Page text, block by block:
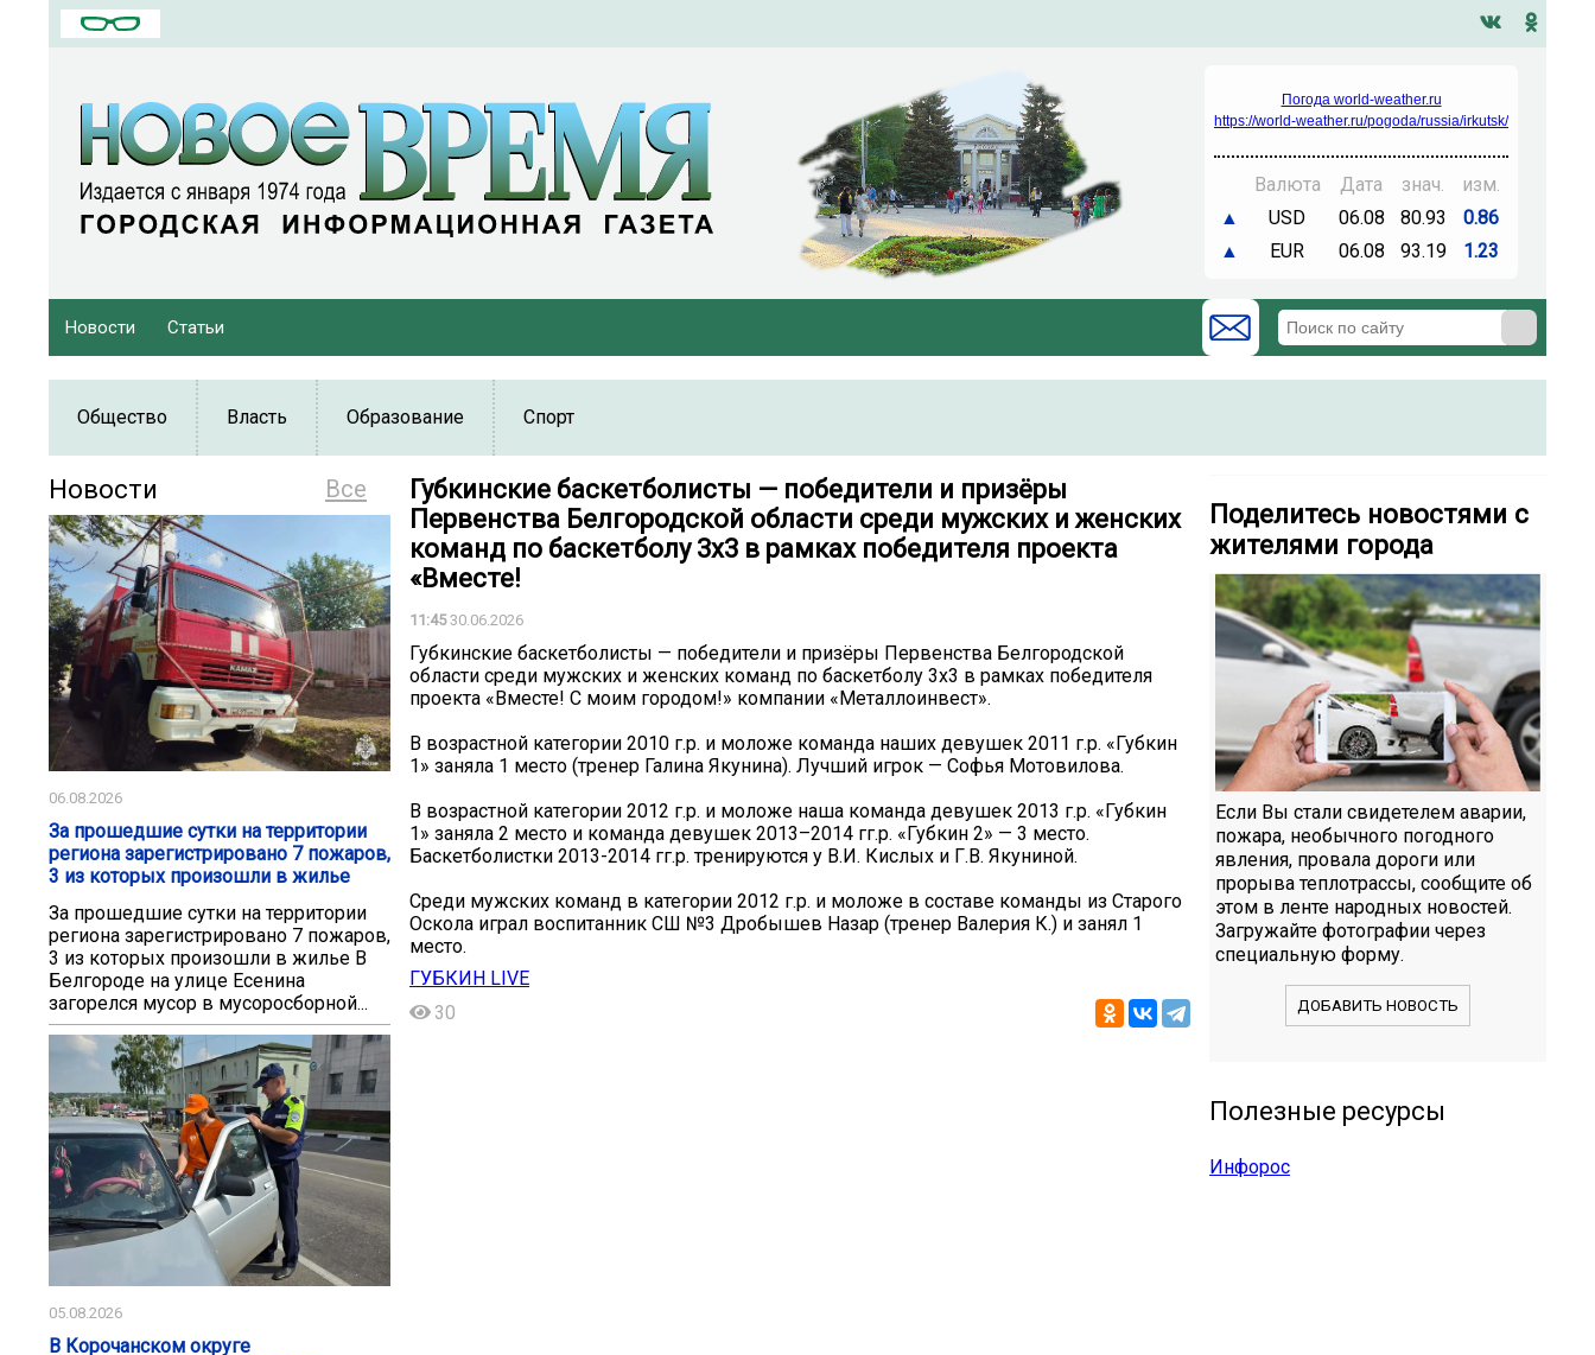
Погода world-weather.ru
https://world-weather.ru/pogoda/russia/irkutsk/
Валюта Дата знач.
изм.
▲
USD 06.08 80.93
0.86
▲
EUR 06.08 93.19 1.23
Новости Статьи
Общество Власть Образование Спорт
Все
Новости
06.08.2026
За прошедшие сутки на территории
региона зарегистрировано 7 пожаров,
3 из которых произошли в жилье
За прошедшие сутки на территории
региона зарегистрировано 7 пожаров,
3 из которых произошли в жилье В
Белгороде на улице Есенина
загорелся мусор в мусоросборной...
05.08.2026
В Корочанском округе
Губкинские баскетболисты — победители и призёры
Первенства Белгородской области среди мужских и женских
команд по баскетболу 3х3 в рамках победителя проекта
«Вместе!
11:4530.06.2026
Губкинские баскетболисты — победители и призёры Первенства Белгородской
области среди мужских и женских команд по баскетболу 3х3 в рамках победителя
проекта «Вместе! С моим городом!» компании «Металлоинвест».
В возрастной категории 2010 г.р. и моложе команда наших девушек 2011 г.р. «Губкин
1» заняла 1 место (тренер Галина Якунина). Лучший игрок — Софья Мотовилова.
В возрастной категории 2012 г.р. и моложе наша команда девушек 2013 г.р. «Губкин
1» заняла 2 место и команда девушек 2013–2014 гг.р. «Губкин 2» — 3 место.
Баскетболистки 2013-2014 гг.р. тренируются у В.И. Кислых и Г.В. Якуниной.
Среди мужских команд в категории 2012 г.р. и моложе в составе команды из Старого
Оскола играл воспитанник СШ №3 Дробышев Назар (тренер Валерия К.) и занял 1
место.
ГУБКИН LIVE
30
Поделитесь новостями с
жителями города
Если Вы стали свидетелем аварии,
пожара, необычного погодного
явления, провала дороги или
прорыва теплотрассы, сообщите об
этом в ленте народных новостей.
Загружайте фотографии через
специальную форму.
ДОБАВИТЬ НОВОСТЬ
Полезные ресурсы
Инфорос